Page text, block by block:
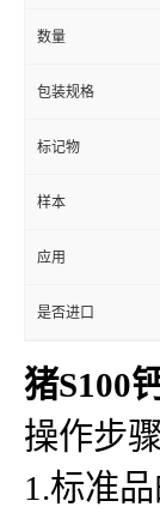
数量
包装规格
标记物
样本
应用
是否进口
猪S100
操作步骤
1.标准